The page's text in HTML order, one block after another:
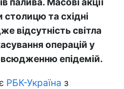
та східні
відсутність світла
операцій у
епідемій.
РБК-Україна з